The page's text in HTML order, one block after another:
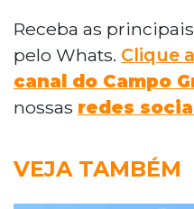
Receba as
pelo Whats. Clique
canal do Campo
nossas redes
VEJA TAMBÉM